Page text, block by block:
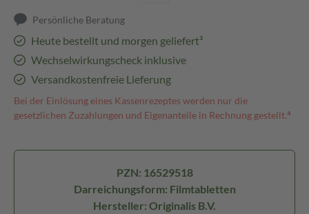
Persönliche Beratung
Heute bestellt und morgen geliefert³
Wechselwirkungscheck inklusive
Versandkostenfreie Lieferung
Bei der Einlösung eines Kassenrezeptes werden nur die
gesetzlichen Zuzahlungen und Eigenanteile in Rechnung gestellt.⁴
PZN: 16529518
Darreichungsform: Filmtabletten
Hersteller: Originalis B.V.